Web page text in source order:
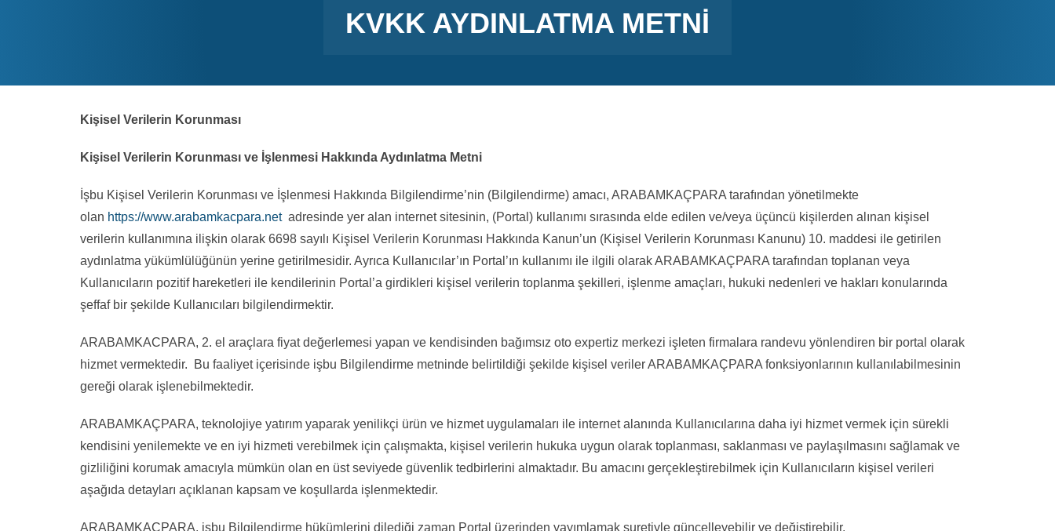
KVKK AYDINLATMA METNI
Kişisel Verilerin Korunması
Kişisel Verilerin Korunması ve İşlenmesi Hakkında Aydınlatma Metni
İşbu Kişisel Verilerin Korunması ve İşlenmesi Hakkında Bilgilendirme’nin (Bilgilendirme) amacı, ARABAMKAÇPARA tarafından yönetilmekte
olan https://www.arabamkacpara.netadresinde yer alan internet sitesinin, (Portal) kullanımı sırasında elde edilen ve/veya üçüncü kişilerden alınan kişisel
verilerin kullanımına ilişkin olarak 6698 sayılı Kişisel Verilerin Korunması Hakkında Kanun’un (Kişisel Verilerin Korunması Kanunu) 10. maddesi ile getirilen
aydınlatma yükümlülüğünün yerine getirilmesidir. Ayrıca Kullanıcılar’ın Portal’ın kullanımı ile ilgili olarak ARABAMKAÇPARA tarafından toplanan veya
Kullanıcıların pozitif hareketleri ile kendilerinin Portal’a girdikleri kişisel verilerin toplanma şekilleri, işlenme amaçları, hukuki nedenleri ve hakları konularında
şeffaf bir şekilde Kullanıcıları bilgilendirmektir.
ARABAMKACPARA, 2. el araçlara fiyat değerlemesi yapan ve kendisinden bağımsız oto expertiz merkezi işleten firmalara randevu yönlendiren bir portal olarak
hizmet vermektedir. Bu faaliyet içerisinde işbu Bilgilendirme metninde belirtildiği şekilde kişisel veriler ARABAMKAÇPARA fonksiyonlarının kullanılabilmesinin
gereği olarak işlenebilmektedir.
ARABAMKAÇPARA, teknolojiye yatırım yaparak yenilikçi ürün ve hizmet uygulamaları ile internet alanında Kullanıcılarına daha iyi hizmet vermek için sürekli
kendisini yenilemekte ve en iyi hizmeti verebilmek için çalışmakta, kişisel verilerin hukuka uygun olarak toplanması, saklanması ve paylaşılmasını sağlamak ve
gizliliğini korumak amacıyla mümkün olan en üst seviyede güvenlik tedbirlerini almaktadır. Bu amacını gerçekleştirebilmek için Kullanıcıların kişisel verileri
aşağıda detayları açıklanan kapsam ve koşullarda işlenmektedir.
ARABAMKAÇPARA, işbu Bilgilendirme hükümlerini dilediği zaman Portal üzerinden yayımlamak suretiyle güncelleyebilir ve değiştirebilir.